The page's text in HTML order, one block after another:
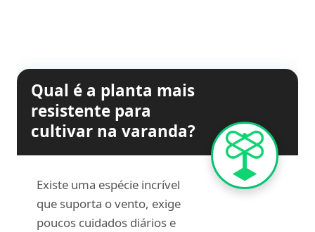
Qual é a planta mais
resistente para
cultivar na varanda?
Existe uma espécie incrível
que suporta o vento, exige
poucos cuidados diários e